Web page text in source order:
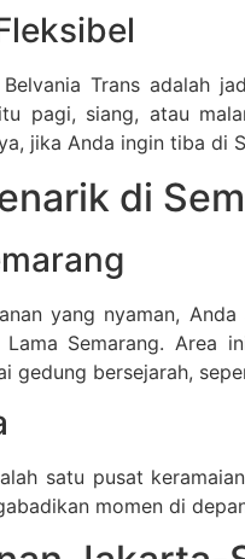
Trans adalah
pagi, siang, atau
jika Anda ingin tiba di
di
yang nyaman,
Semarang. Area
gedung bersejarah,
satu pusat
momen di